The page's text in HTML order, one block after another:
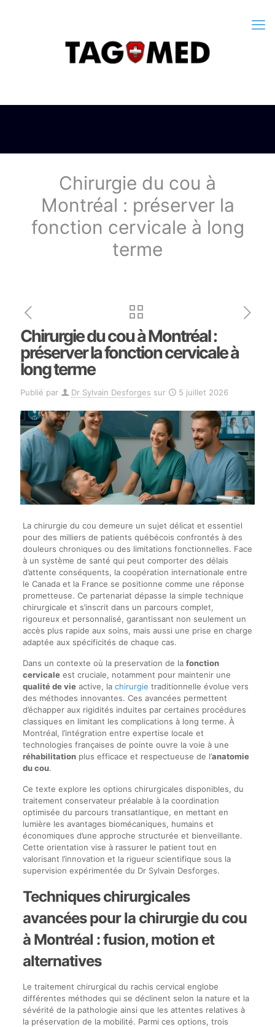
Chirurgie du cou à
Montréal : préserver la
fonction cervicale à long
terme
Chirurgie du cou à Montréal :
préserver la fonction cervicale à
long terme
Publié par Dr Sylvain Desforges sur 5 juillet 2026
La chirurgie du cou demeure un sujet délicat et essentiel
pour des milliers de patients québécois confrontés à des
douleurs chroniques ou des limitations fonctionnelles. Face
à un système de santé qui peut comporter des délais
d’attente conséquents, la coopération internationale entre
le Canada et la France se positionne comme une réponse
prometteuse. Ce partenariat dépasse la simple technique
chirurgicale et s’inscrit dans un parcours complet,
rigoureux et personnalisé, garantissant non seulement un
accès plus rapide aux soins, mais aussi une prise en charge
adaptée aux spécificités de chaque cas.
Dans un contexte où la preservation de la fonction
cervicaleest cruciale, notamment pour maintenir une
qualité de vieactive, la chirurgie traditionnelle évolue vers
des méthodes innovantes. Ces avancées permettent
d’échapper aux rigidités induites par certaines procédures
classiques en limitant les complications à long terme. À
Montréal, l’intégration entre expertise locale et
technologies françaises de pointe ouvre la voie à une
réhabilitationplus efficace et respectueuse de l’anatomie
du cou.
Ce texte explore les options chirurgicales disponibles, du
traitement conservateur préalable à la coordination
optimisée du parcours transatlantique, en mettant en
lumière les avantages biomécaniques, humains et
économiques d’une approche structurée et bienveillante.
Cette orientation vise à rassurer le patient tout en
valorisant l’innovation et la rigueur scientifique sous la
supervision expérimentée du Dr Sylvain Desforges.
Techniques chirurgicales
avancées pour la chirurgie du cou
à Montréal : fusion, motion et
alternatives
Le traitement chirurgical du rachis cervical englobe
différentes méthodes qui se déclinent selon la nature et la
sévérité de la pathologie ainsi que les attentes relatives à
la préservation de la mobilité. Parmi ces options, trois